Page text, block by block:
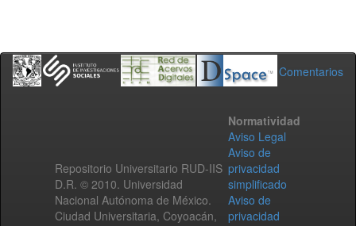
Comentarios
Repositorio Universitario RUD-IIS
D.R. © 2010. Universidad
Nacional Autónoma de México.
Ciudad Universitaria, Coyoacán,
Normatividad
Aviso Legal
Aviso de
privacidad
simplificado
Aviso de
privacidad